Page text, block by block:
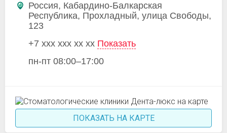
Россия, Кабардино-Балкарская
Республика, Прохладный, улица Свободы,
123
+7 xxx xxx xx xx Показать
пн-пт 08:00–17:00
ПОКАЗАТЬ НА КАРТЕ